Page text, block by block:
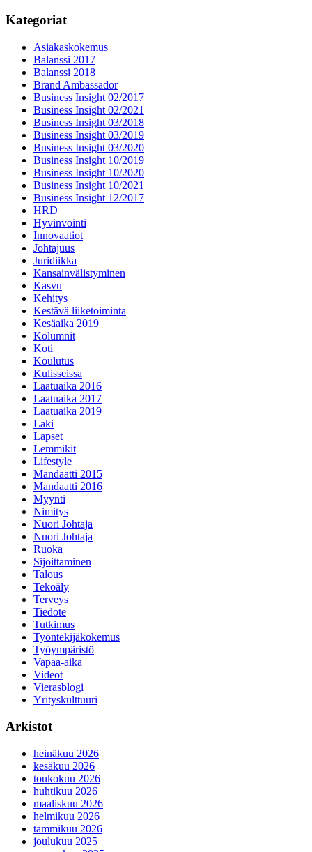
Kategoriat
Asiakaskokemus
Balanssi 2017
Balanssi 2018
Brand Ambassador
Business Insight 02/2017
Business Insight 02/2021
Business Insight 03/2018
Business Insight 03/2019
Business Insight 03/2020
Business Insight 10/2019
Business Insight 10/2020
Business Insight 10/2021
Business Insight 12/2017
HRD
Hyvinvointi
Innovaatiot
Johtajuus
Juridiikka
Kansainvälistyminen
Kasvu
Kehitys
Kestävä liiketoiminta
Kesäaika 2019
Kolumnit
Koti
Koulutus
Kulisseissa
Laatuaika 2016
Laatuaika 2017
Laatuaika 2019
Laki
Lapset
Lemmikit
Lifestyle
Mandaatti 2015
Mandaatti 2016
Myynti
Nimitys
Nuori Johtaja
Nuori Johtaja
Ruoka
Sijoittaminen
Talous
Tekoäly
Terveys
Tiedote
Tutkimus
Työntekijäkokemus
Työympäristö
Vapaa-aika
Videot
Vierasblogi
Yrityskulttuuri
Arkistot
heinäkuu 2026
kesäkuu 2026
toukokuu 2026
huhtikuu 2026
maaliskuu 2026
helmikuu 2026
tammikuu 2026
joulukuu 2025